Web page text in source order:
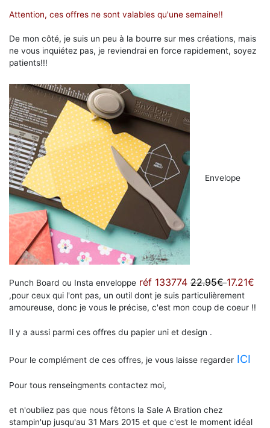
Attention, ces offres ne sont valables qu'une semaine!!
De mon côté, je suis un peu à la bourre sur mes créations, mais
ne vous inquiétez pas, je reviendrai en force rapidement, soyez
patients!!!
Envelope
Punch Board ou Insta enveloppe réf 133774 22.95€17.21€
,pour ceux qui l'ont pas, un outil dont je suis particulièrement
amoureuse, donc je vous le précise, c'est mon coup de coeur !!
Il y a aussi parmi ces offres du papier uni et design .
Pour le complément de ces offres, je vous laisse regarder ICI
Pour tous renseingments contactez moi,
et n'oubliez pas que nous fêtons la Sale A Bration chez
stampin'up jusqu'au 31 Mars 2015 et que c'est le moment idéal